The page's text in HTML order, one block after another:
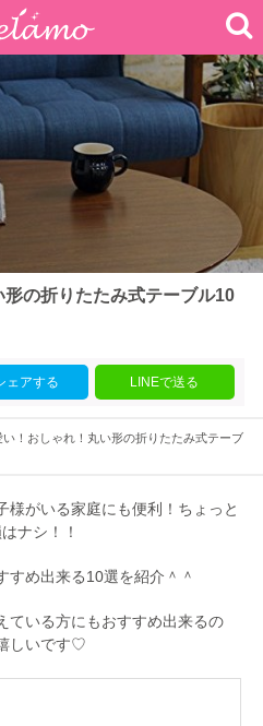
の折りたたみ式テーブル10
ェアする LINEで送る
！おしゃれ！丸い形の折りたたみ式テーブ
様がいる家庭にも便利！ちょっと
ナシ！！
すめ出来る10選を紹介＾＾
ている方にもおすすめ出来るの
しいです♡